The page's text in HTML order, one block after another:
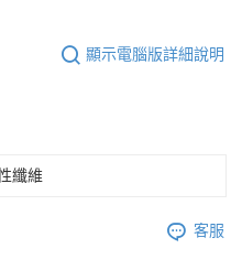
顯示電腦版詳細說明
纖維
客服